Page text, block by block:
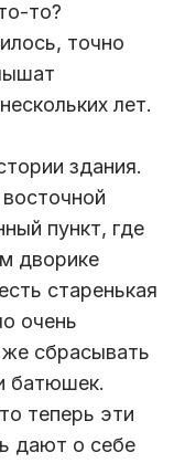
то?
точно
лет.
здания.
пункт, где
дворике
старенькая
очень
сбрасывать
батюшек.
теперь эти
дают о себе